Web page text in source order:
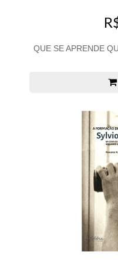
QUE SE APRENDE